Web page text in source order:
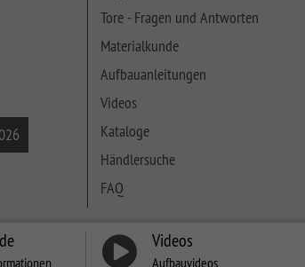
Tore - Fragen und Antworten
Materialkunde
Aufbauanleitungen
Videos
Kataloge
Händlersuche
FAQ
Videos
Aufbauvideos